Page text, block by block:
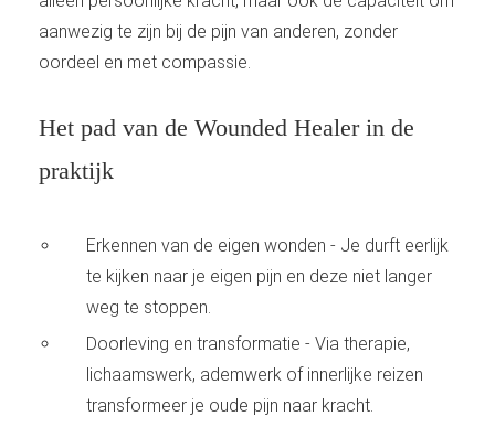
aanwezig te zijn bij de pijn van anderen, zonder
oordeel en met compassie.
Het pad van de Wounded Healer in de
praktijk
Erkennen van de eigen wonden - Je durft eerlijk
te kijken naar je eigen pijn en deze niet langer
weg te stoppen.
Doorleving en transformatie - Via therapie,
lichaamswerk, ademwerk of innerlijke reizen
transformeer je oude pijn naar kracht.